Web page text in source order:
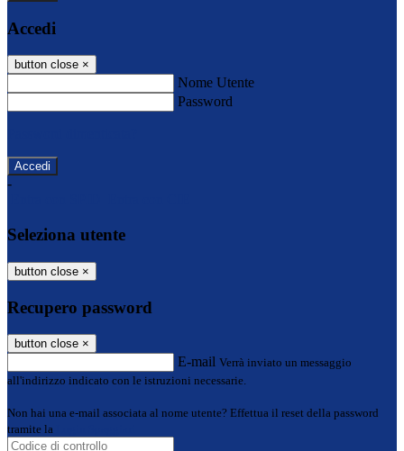
Accedi
button close ×
Nome Utente
Password
-
Seleziona utente
button close ×
Recupero password
button close ×
E-mail Verrà inviato un messaggio
all'indirizzo indicato con le istruzioni necessarie.
Non hai una e-mail associata al nome utente? Effettua il reset della password
tramite la